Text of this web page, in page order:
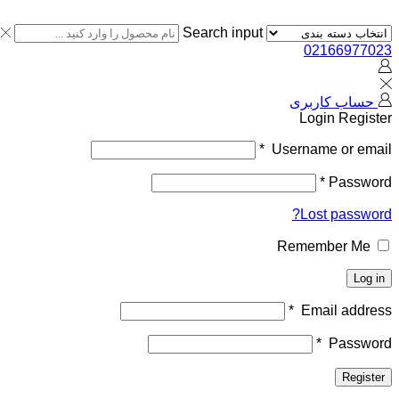
Search input
02166977023
حساب کاربری
Login Register
Username or email
*
Password
*
Lost password?
Remember Me
Log in
Email address
*
Password
*
Register